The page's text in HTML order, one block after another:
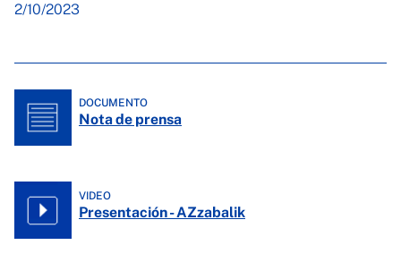
2/10/2023
DOCUMENTO
Nota de prensa
VIDEO
Presentación - AZzabalik